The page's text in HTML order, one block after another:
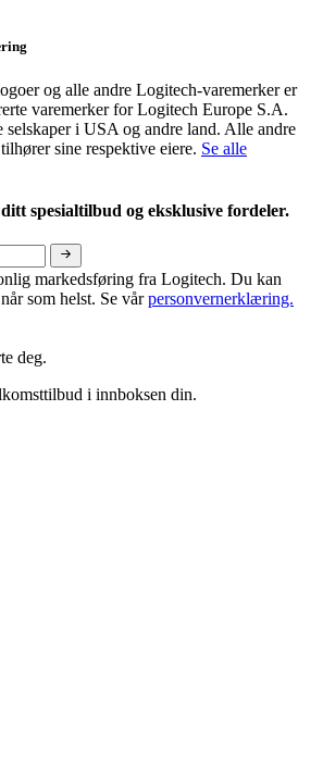
og alle andre Logitech-varemerker er
varemerker for Logitech Europe S.A.
selskaper i USA og andre land. Alle andre
sine respektive eiere. Se alle
spesialtilbud og eksklusive fordeler.
markedsføring fra Logitech. Du kan
som helst. Se vårpersonvernerklæring.
deg.
i innboksen din.